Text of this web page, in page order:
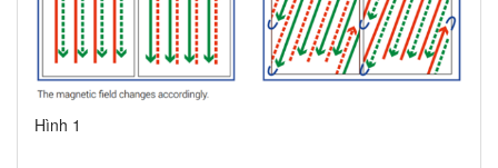
Hình 1